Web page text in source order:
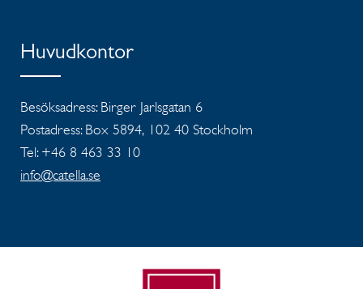
Huvudkontor
Besöksadress: Birger Jarlsgatan 6
Postadress: Box 5894, 102 40 Stockholm
Tel: +46 8 463 33 10
info@catella.se